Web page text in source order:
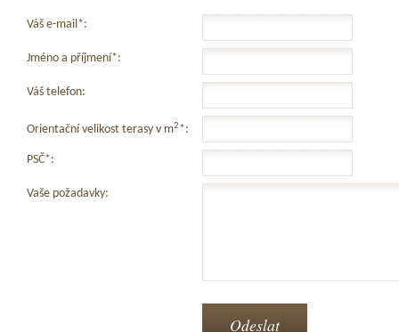
Váš e-mail*:
Jméno a příjmení*:
Váš telefon:
Orientační velikost terasy v m2*:
PSČ*:
Vaše požadavky: